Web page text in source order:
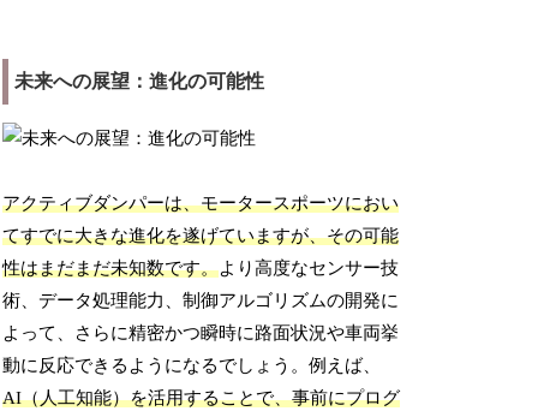
未来への展望：進化の可能性
アクティブダンパーは、モータースポーツにおい
てすでに大きな進化を遂げていますが、その可能
性はまだまだ未知数です。より高度なセンサー技
術、データ処理能力、制御アルゴリズムの開発に
よって、さらに精密かつ瞬時に路面状況や車両挙
動に反応できるようになるでしょう。例えば、
AI（人工知能）を活用することで、事前にプログ